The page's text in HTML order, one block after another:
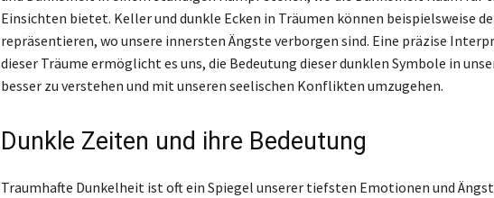
Einsichten bietet. Keller und dunkle Ecken in Träumen können beispielsweise
repräsentieren, wo unsere innersten Ängste verborgen sind. Eine präzise
dieser Träume ermöglicht es uns, die Bedeutung dieser dunklen Symbole in
besser zu verstehen und mit unseren seelischen Konflikten umzugehen.
Dunkle Zeiten und ihre Bedeutung
Traumhafte Dunkelheit ist oft ein Spiegel unserer tiefsten Emotionen und